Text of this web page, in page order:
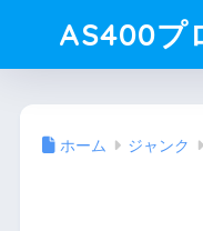
AS400プ
ホーム ジャンク